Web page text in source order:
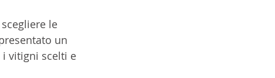
le
un
vitigni scelti e